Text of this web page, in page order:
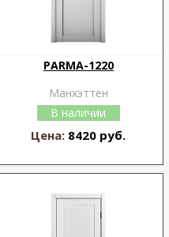
PARMA-1220
Манхэттен
В наличии
Цена: 8420 руб.